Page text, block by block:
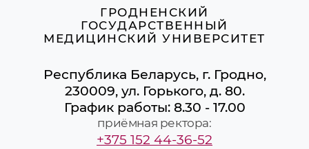
ГРОДНЕНСКИЙ
ГОСУДАРСТВЕННЫЙ
МЕДИЦИНСКИЙ УНИВЕРСИТЕТ
Республика Беларусь, г. Гродно,
230009, ул. Горького, д. 80.
График работы: 8.30 - 17.00
приёмная ректора:
+375 152 44-36-52